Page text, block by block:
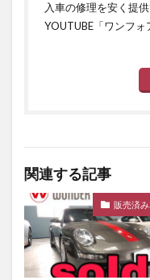
入車の修理を安く提
YOUTUBE「ワンフ
関連する記事
販売済